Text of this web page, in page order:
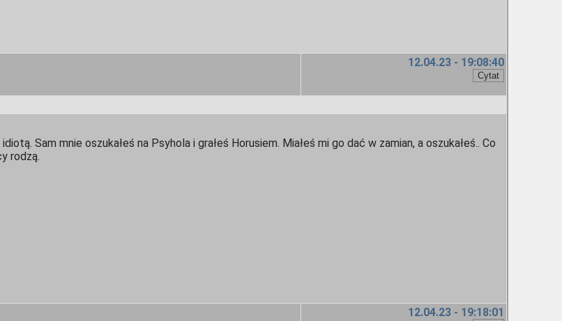
12.04.23 - 19:08:40
Sam mnie oszukałeś na Psyhola i grałeś Horusiem. Miałeś mi go dać w zamian, a oszukałeś.. Co
rodzą.
12.04.23 - 19:18:01